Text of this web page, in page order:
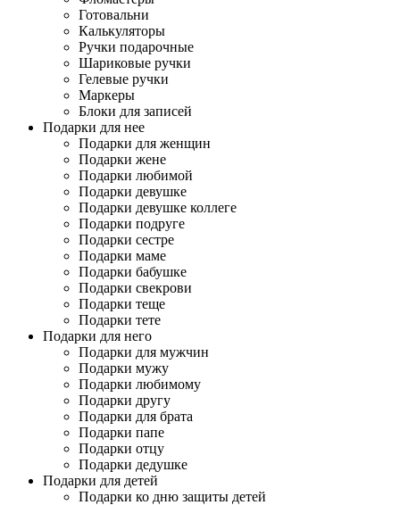
Готовальни
Калькуляторы
Ручки подарочные
Шариковые ручки
Гелевые ручки
Маркеры
Блоки для записей
Подарки для нее
Подарки для женщин
Подарки жене
Подарки любимой
Подарки девушке
Подарки девушке коллеге
Подарки подруге
Подарки сестре
Подарки маме
Подарки бабушке
Подарки свекрови
Подарки теще
Подарки тете
Подарки для него
Подарки для мужчин
Подарки мужу
Подарки любимому
Подарки другу
Подарки для брата
Подарки папе
Подарки отцу
Подарки дедушке
Подарки для детей
Подарки ко дню защиты детей